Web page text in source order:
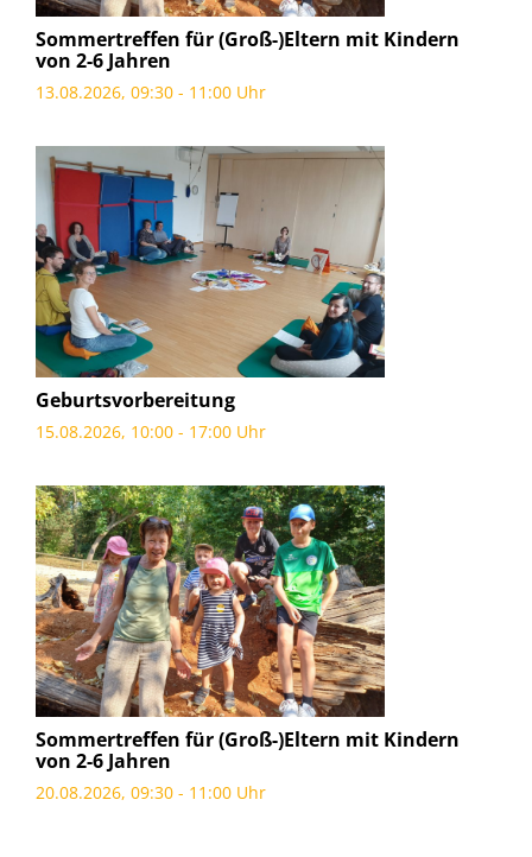
Sommertreffen für (Groß-)Eltern mit Kindern
von 2-6 Jahren
13.08.2026, 09:30 - 11:00 Uhr
Geburtsvorbereitung
15.08.2026, 10:00 - 17:00 Uhr
Sommertreffen für (Groß-)Eltern mit Kindern
von 2-6 Jahren
20.08.2026, 09:30 - 11:00 Uhr